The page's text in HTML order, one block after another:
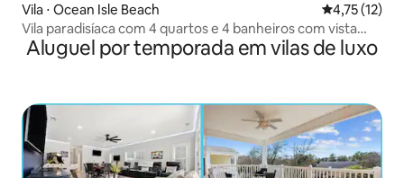
Vila ⋅ Ocean Isle Beach 4,75 de uma
4,75 (12)
Vila paradisíaca com 4 quartos e 4 banheiros com vista
deslumbrante para o mar
Aluguel por temporada em vilas de luxo